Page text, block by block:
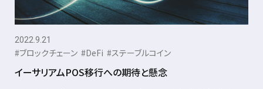
2022.9.21
#ブロックチェーン #DeFi #ステーブルコイン
イーサリアムPOS移行への期待と懸念